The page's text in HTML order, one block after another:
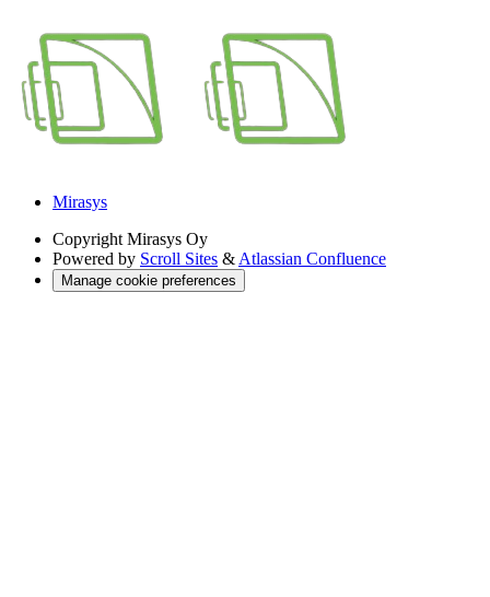
Mirasys
Copyright Mirasys Oy
Powered by Scroll Sites & Atlassian Confluence
Manage cookie preferences